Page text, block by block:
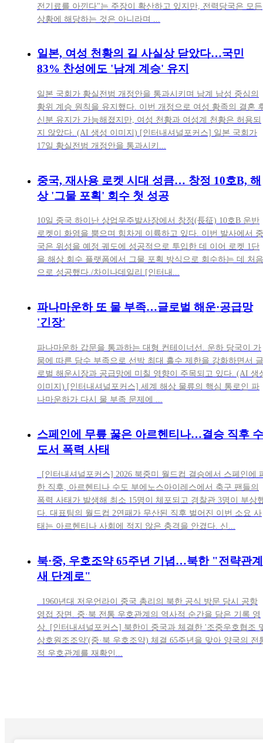
전기료를 아낀다"는 주장이 확산하고 있지만, 전력당국은 모든
상황에 해당하는 것은 아니라며 ...
일본, 여성 천황의 길 사실상 닫았다…국민
83% 찬성에도 '남계 계승' 유지
일본 국회가 황실전범 개정안을 통과시키며 남계 남성 중심의
황위 계승 원칙을 유지했다. 이번 개정으로 여성 황족의 결혼
신분 유지가 가능해졌지만, 여성 천황과 여성계 천황은 허용되
지 않았다. (AI 생성 이미지) [인터내셔널포커스] 일본 국회가
17일 황실전범 개정안을 통과시키...
중국, 재사용 로켓 시대 성큼… 창정 10호B, 해
상 '그물 포획' 회수 첫 성공
10일 중국 하이난 상업우주발사장에서 창정(長征) 10호B 운반
로켓이 화염을 뿜으며 힘차게 이륙하고 있다. 이번 발사에서 중
국은 위성을 예정 궤도에 성공적으로 투입한 데 이어 로켓 1단
을 해상 회수 플랫폼에서 그물 포획 방식으로 회수하는 데 처음
으로 성공했다./차이나데일리 [인터내...
파나마운하 또 물 부족…글로벌 해운·공급망
'긴장'
파나마운하 갑문을 통과하는 대형 컨테이너선. 운하 당국이 가
뭄에 따른 담수 부족으로 선박 최대 흘수 제한을 강화하면서 글
로벌 해운시장과 공급망에 미칠 영향이 주목되고 있다. (AI 생
이미지) [인터내셔널포커스] 세계 해상 물류의 핵심 통로인 파
나마운하가 다시 물 부족 문제에 ...
스페인에 무릎 꿇은 아르헨티나…결승 직후 수
도서 폭력 사태
[인터내셔널포커스] 2026 북중미 월드컵 결승에서 스페인에
한 직후, 아르헨티나 수도 부에노스아이레스에서 축구 팬들의
폭력 사태가 발생해 최소 15명이 체포되고 경찰관 3명이 부상
다. 대표팀의 월드컵 2연패가 무산된 직후 벌어진 이번 소요 사
태는 아르헨티나 사회에 적지 않은 충격을 안겼다. 신...
북·중, 우호조약 65주년 기념…북한 "전략관계
새 단계로"
1960년대 저우언라이 중국 총리의 북한 공식 방문 당시 공항
영접 장면. 중·북 전통 우호관계의 역사적 순간을 담은 기록 영
상. [인터내셔널포커스] 북한이 중국과 체결한 '조중우호협조
상호원조조약'(중·북 우호조약) 체결 65주년을 맞아 양국의 전
적 우호관계를 재확인...